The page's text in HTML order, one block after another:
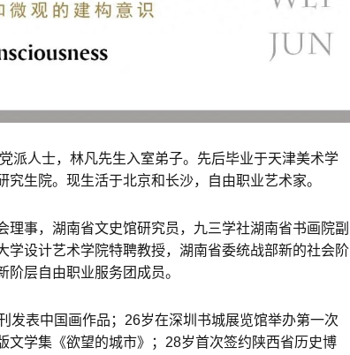
派人士，林凡先生入室弟子。先后毕业于天津美术学
生院。现生活于北京和长沙，自由职业艺术家。
事，湖南省文史馆研究员，九三学社湖南省书画院副
学设计艺术学院特聘教授，湖南省委统战部新的社会阶
层自由职业服务团成员。
发表中国画作品；26岁在深圳书城展览馆举办第一次
文学集《欲望的城市》；28岁首次签约陕西省历史博